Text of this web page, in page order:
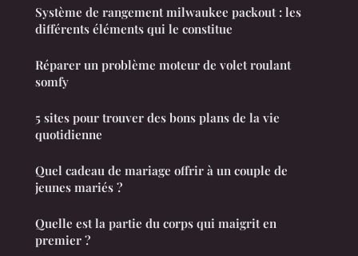
Système de rangement milwaukee packout : les
différents éléments qui le constitue
Réparer un problème moteur de volet roulant
somfy
5 sites pour trouver des bons plans de la vie
quotidienne
Quel cadeau de mariage offrir à un couple de
jeunes mariés ?
Quelle est la partie du corps qui maigrit en
premier ?